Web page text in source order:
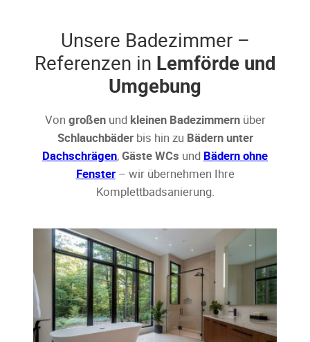
Unsere Badezimmer –
Referenzen in Lemförde und
Umgebung
Von großenund kleinen Badezimmernüber
Schlauchbäderbis hin zu Bädern unter
Dachschrägen,Gäste WCs und Bädern ohne
Fenster– wir übernehmen Ihre
Komplettbadsanierung.